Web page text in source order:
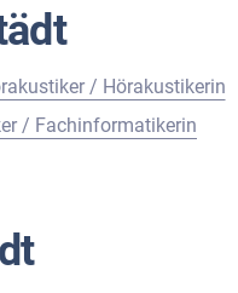
/ Hörakustikerin
/ Fachinformatikerin